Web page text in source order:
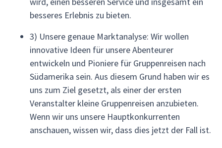
besseres Erlebnis zu bieten.
3) Unsere genaue Marktanalyse: Wir wollen
innovative Ideen für unsere Abenteurer
entwickeln und Pioniere für Gruppenreisen nach
Südamerika sein. Aus diesem Grund haben wir es
uns zum Ziel gesetzt, als einer der ersten
Veranstalter kleine Gruppenreisen anzubieten.
Wenn wir uns unsere Hauptkonkurrenten
anschauen, wissen wir, dass dies jetzt der Fall ist.